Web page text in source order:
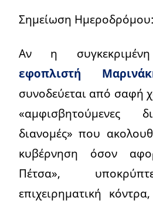
Σημείωση Ημεροδρόμου:
Αν η
εφοπλιστή
συνοδεύεται από σαφή
«αμφισβητούμενες
διανομές» που
κυβέρνηση όσον
Πέτσα»,
επιχειρηματική